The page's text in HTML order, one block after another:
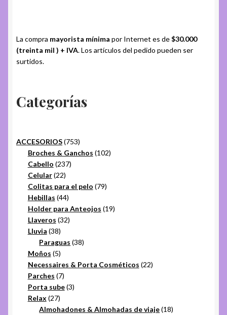
La compra mayorista mínima por Internet es de$30.000
(treinta mil ) + IVA. Los artículos del pedido pueden ser
surtidos.
Categorías
ACCESORIOS 753753
productos
Broches & Ganchos 102102
Cabello 237237
Celular 2222
productos
Colitas para el pelo 7979
Hebillas 4444
productos
Holder para Anteojos 1919
Llaveros 3232
Lluvia 3838
productos
Paraguas 3838
Moños 55
productos
Necessaires & Porta Cosméticos 2222
Parches 77
productos
Porta sube 33
Relax 2727
productos
Almohadones & Almohadas de viaje 1818